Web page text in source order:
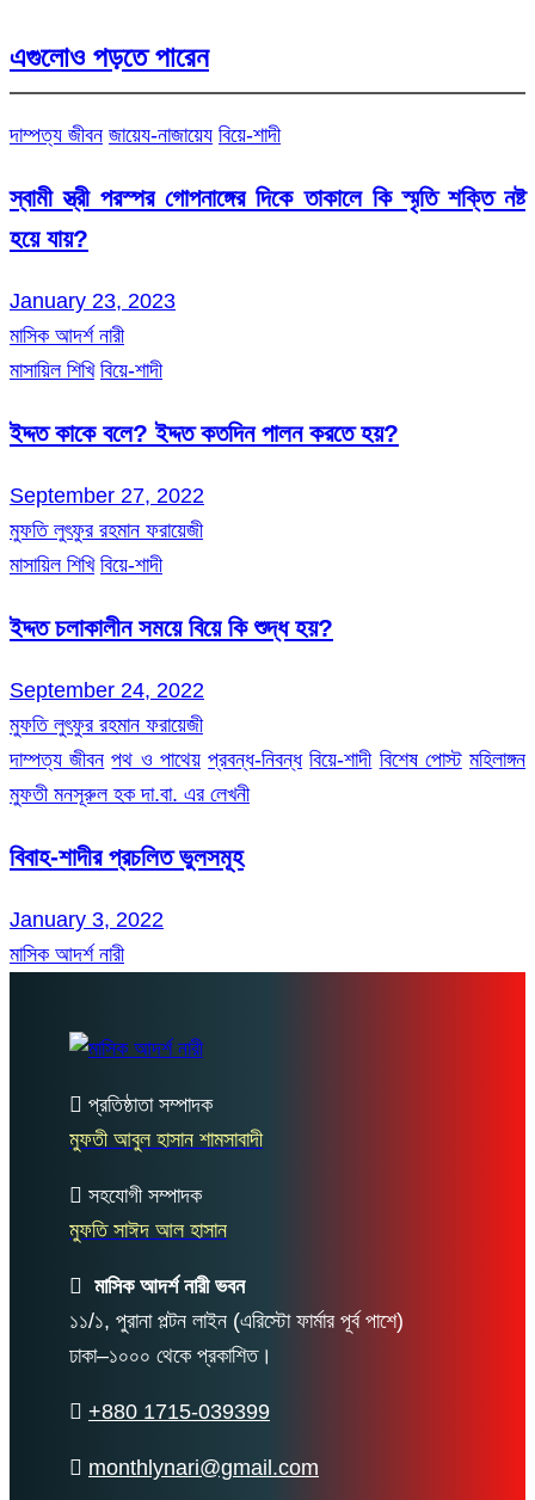
এগুলোও পড়তে পারেন
দাম্পত্য জীবন জায়েয-নাজায়েয বিয়ে-শাদী
স্বামী স্ত্রী পরস্পর গোপনাঙ্গের দিকে তাকালে কি স্মৃতি শক্তি নষ্ট
হয়ে যায়?
January 23, 2023
মাসিক আদর্শ নারী
মাসায়িল শিখি বিয়ে-শাদী
ইদ্দত কাকে বলে? ইদ্দত কতদিন পালন করতে হয়?
September 27, 2022
মুফতি লুৎফুর রহমান ফরায়েজী
মাসায়িল শিখি বিয়ে-শাদী
ইদ্দত চলাকালীন সময়ে বিয়ে কি শুদ্ধ হয়?
September 24, 2022
মুফতি লুৎফুর রহমান ফরায়েজী
দাম্পত্য জীবন পথ ও পাথেয় প্রবন্ধ-নিবন্ধ বিয়ে-শাদী বিশেষ পোস্ট মহিলাঙ্গন
মুফতী মনসূরুল হক দা.বা. এর লেখনী
বিবাহ-শাদীর প্রচলিত ভুলসমূহ
January 3, 2022
মাসিক আদর্শ নারী
প্রতিষ্ঠাতা সম্পাদক
মুফতী আবুল হাসান শামসাবাদী
সহযোগী সম্পাদক
মুফতি সাঈদ আল হাসান
মাসিক আদর্শ নারী ভবন
১১/১, পুরানা পল্টন লাইন (এরিস্টো ফার্মার পূর্ব পাশে)
ঢাকা–১০০০ থেকে প্রকাশিত।
+880 1715-039399
monthlynari@gmail.com